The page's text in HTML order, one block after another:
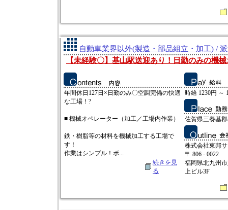
自動車業界以外(製造・部品組立・加工) /
【未経験〇】基山駅送迎あり！日勤のみの機
年間休日127日×日勤のみ〇空調完備の快適
な工場！?
■ 機械オペレーター（加工／工場内作業）
鉄・樹脂等の材料を機械加工する工場で
す！
作業はシンプル！ボ...
続きを見
る
時給 1230円 ～
佐賀県三養基
株式会社東邦
〒 806 - 0022
福岡県北九州
上ビル3F